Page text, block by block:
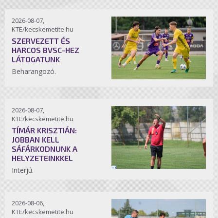
2026-08-07,
KTE/kecskemetite.hu
SZERVEZETT ÉS
HARCOS BVSC-HEZ
LÁTOGATUNK
Beharangozó.
2026-08-07,
KTE/kecskemetite.hu
TÍMÁR KRISZTIÁN:
JOBBAN KELL
SÁFÁRKODNUNK A
HELYZETEINKKEL
Interjú.
2026-08-06,
KTE/kecskemetite.hu